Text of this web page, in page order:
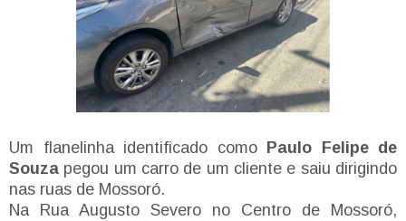
Um flanelinha identificado como
Paulo Felipe de
Souza pegou um carro de um cliente e saiu dirigindo
nas ruas de Mossoró.
Na Rua Augusto Severo no Centro de Mossoró,